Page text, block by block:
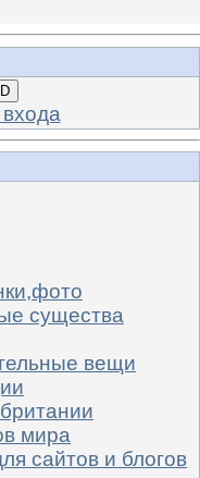
существа
вещи
мира
сайтов и блогов